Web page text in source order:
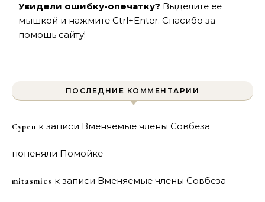
Увидели ошибку-опечатку? Выделите ее
мышкой и нажмите Ctrl+Enter. Спасибо за
помощь сайту!
ПОСЛЕДНИЕ КОММЕНТАРИИ
Сурен к записи Вменяемые члены Совбеза
попеняли Помойке
mitasmies к записи Вменяемые члены Совбеза